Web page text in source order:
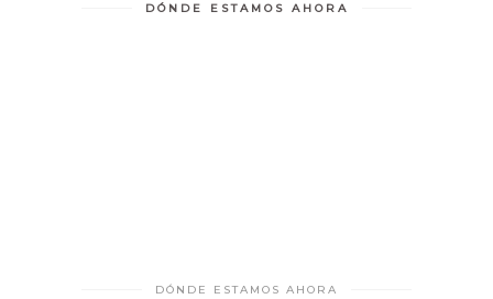
DÓNDE ESTAMOS AHORA
DÓNDE ESTAMOS AHORA